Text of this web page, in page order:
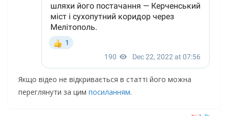
Якщо відео не відкривається в статті його можна
переглянути за цим посиланням.